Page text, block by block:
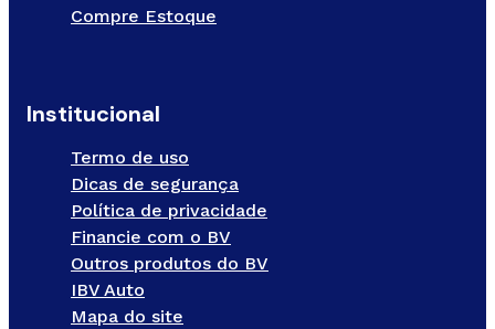
Compre Estoque
Institucional
Termo de uso
Dicas de segurança
Política de privacidade
Financie com o BV
Outros produtos do BV
IBV Auto
Mapa do site